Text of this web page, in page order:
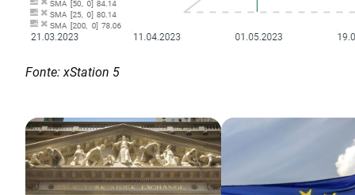
Fonte: xStation 5